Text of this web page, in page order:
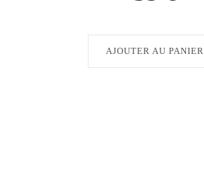
AJOUTER AU PANIER